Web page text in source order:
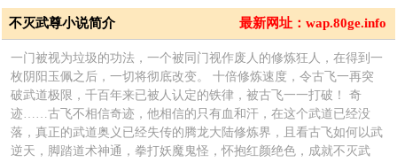
最新网址：wap.80ge.info
不灭武尊小说简介
一门被视为垃圾的功法，一个被同门视作废人的修炼狂人，在得到一
枚阴阳玉佩之后，一切将彻底改变。 十倍修炼速度，令古飞一再突
破武道极限，千百年来已被人认定的铁律，被古飞一一打破！ 奇
迹……古飞不相信奇迹，他相信的只有血和汗，在这个武道已经没
落，真正的武道奥义已经失传的腾龙大陆修炼界，且看古飞如何以武
逆天，脚踏道术神通，拳打妖魔鬼怪，怀抱红颜绝色，成就不灭武